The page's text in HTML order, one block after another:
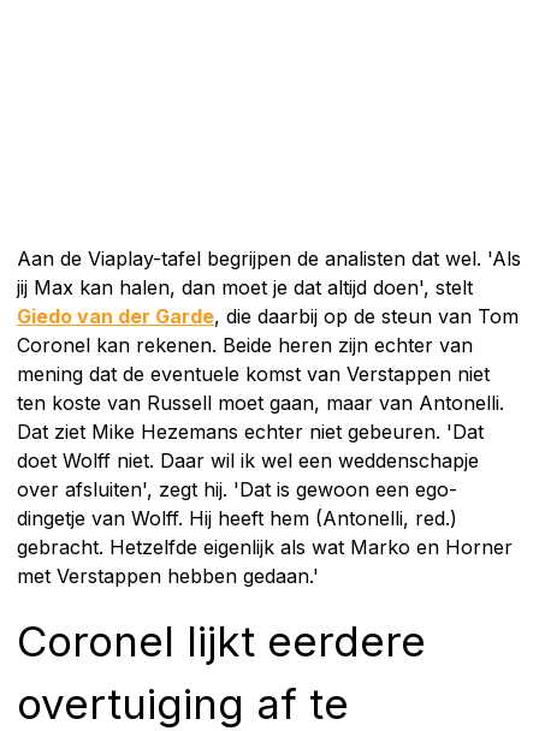
Aan de Viaplay-tafel begrijpen de analisten dat wel. 'Als
jij Max kan halen, dan moet je dat altijd doen', stelt
Giedo van der Garde, die daarbij op de steun van Tom
Coronel kan rekenen. Beide heren zijn echter van
mening dat de eventuele komst van Verstappen niet
ten koste van Russell moet gaan, maar van Antonelli.
Dat ziet Mike Hezemans echter niet gebeuren. 'Dat
doet Wolff niet. Daar wil ik wel een weddenschapje
over afsluiten', zegt hij. 'Dat is gewoon een ego-
dingetje van Wolff. Hij heeft hem (Antonelli, red.)
gebracht. Hetzelfde eigenlijk als wat Marko en Horner
met Verstappen hebben gedaan.'
Coronel lijkt eerdere
overtuiging af te